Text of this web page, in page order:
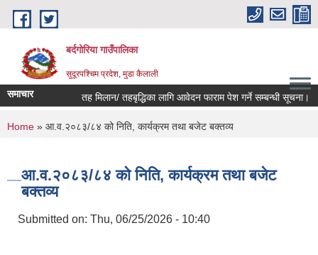
Skip to main content
बर्दगोरिया गाउँपालिका
सुदूरपश्चिम प्रदेश, मुडा कैलाली
समाचार तह मिलान/ तहबृद्धिका लागि आवेदन फाराम पेश गर्ने सम्बन्धी सूचना।
You are here
Home » आ.व.२०८३/८४ को निति, कार्यक्रम तथा बजेट बक्तव्य
आ.व.२०८३/८४ को निति, कार्यक्रम तथा बजेट
बक्तव्य
Submitted on: Thu, 06/25/2026 - 10:40